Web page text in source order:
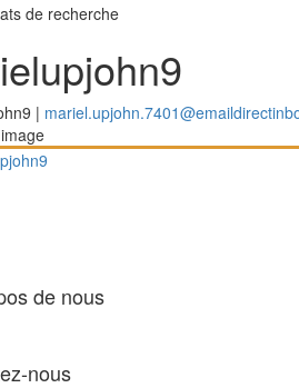
de recherche
|
de nous
nous